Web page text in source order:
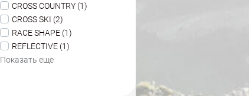
CROSS COUNTRY (1)
CROSS SKI (2)
RACE SHAPE (1)
REFLECTIVE (1)
Показать еще